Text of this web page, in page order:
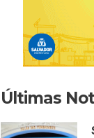
Últimas